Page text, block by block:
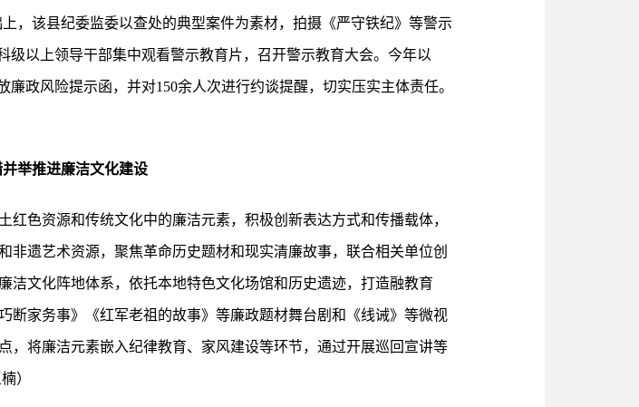
，该县纪委监委以查处的典型案件为素材，拍摄《严守铁纪》等警示
以上领导干部集中观看警示教育片，召开警示教育大会。今年以
政风险提示函，并对150余人次进行约谈提醒，切实压实主体责任。
举推进廉洁文化建设
色资源和传统文化中的廉洁元素，积极创新表达方式和传播载体，
遗艺术资源，聚焦革命历史题材和现实清廉故事，联合相关单位创
文化阵地体系，依托本地特色文化场馆和历史遗迹，打造融教育
断家务事》《红军老祖的故事》等廉政题材舞台剧和《线诫》等微视
，将廉洁元素嵌入纪律教育、家风建设等环节，通过开展巡回宣讲等
）